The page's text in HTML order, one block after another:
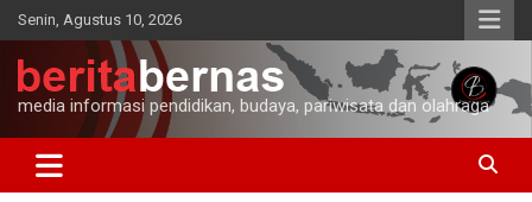
Skip
to
content
Senin, Agustus 10, 2026
media informasi pendidikan, budaya, pariwisata dan olahraga